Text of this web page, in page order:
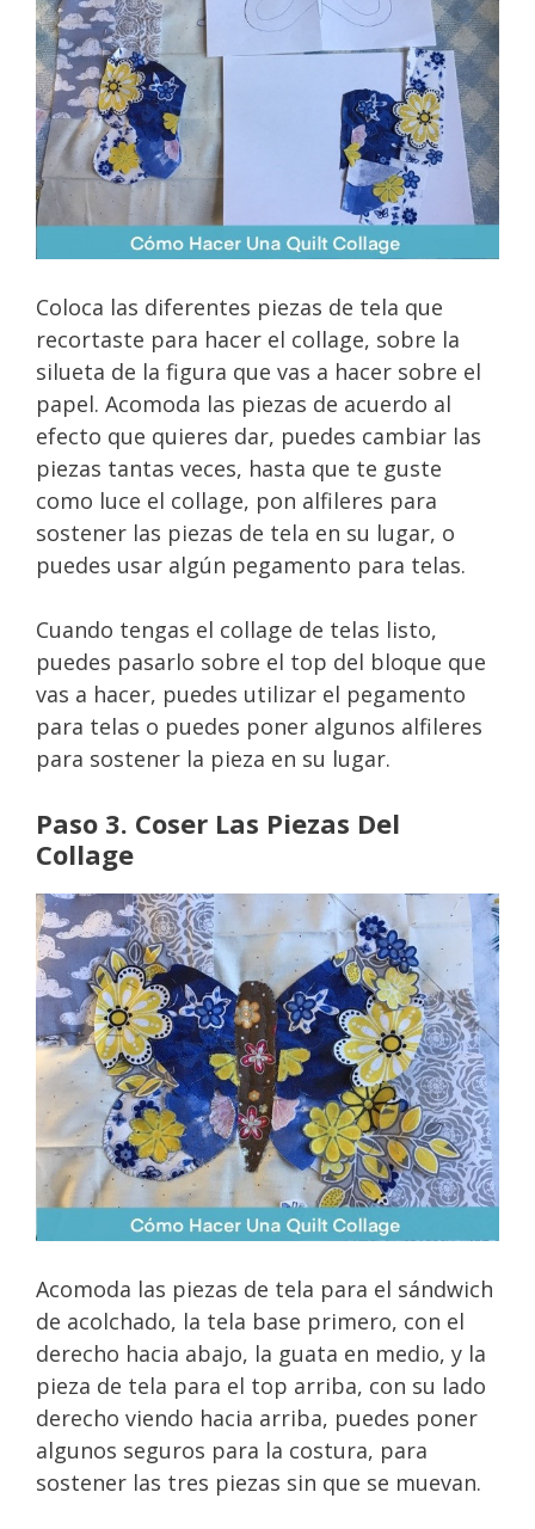
Coloca las diferentes piezas de tela que
recortaste para hacer el collage, sobre la
silueta de la figura que vas a hacer sobre el
papel. Acomoda las piezas de acuerdo al
efecto que quieres dar, puedes cambiar las
piezas tantas veces, hasta que te guste
como luce el collage, pon alfileres para
sostener las piezas de tela en su lugar, o
puedes usar algún pegamento para telas.
Cuando tengas el collage de telas listo,
puedes pasarlo sobre el top del bloque que
vas a hacer, puedes utilizar el pegamento
para telas o puedes poner algunos alfileres
para sostener la pieza en su lugar.
Paso 3. Coser Las Piezas Del
Collage
Acomoda las piezas de tela para el sándwich
de acolchado, la tela base primero, con el
derecho hacia abajo, la guata en medio, y la
pieza de tela para el top arriba, con su lado
derecho viendo hacia arriba, puedes poner
algunos seguros para la costura, para
sostener las tres piezas sin que se muevan.